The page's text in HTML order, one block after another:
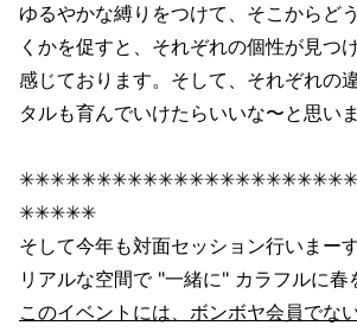
ゆるやかな縛りをつけて、そこからど
くかを促すと、それぞれの個性が見つ
感じております。そして、それぞれの
タルも育んでいけたらいいな〜と思いま
✳︎✳︎✳︎✳︎✳︎
そして今年も対面セッション行いまー
リアルな空間で "一緒に" カラフルに春
このイベントには、ボンボヤ会員でな